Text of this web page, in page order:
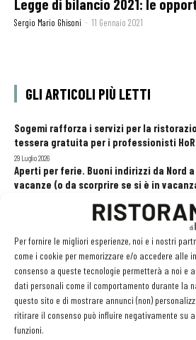
Per fornire le migliori esperienze, noi e i nostri
come i cookie per memorizzare e/o accedere alle
consenso a queste tecnologie permetterà a noi e
dati personali come il comportamento durante la
questo sito e di mostrare annunci (non)
ritirare il consenso può influire negativamente su
funzioni.
Legge di bilancio 2021: le
Sergio Mario Ghisoni - 11 Gennaio 2021
GLI ARTICOLI PIÙ LETTI
Sogemi rafforza i servizi per la
tessera gratuita per i professionisti
29 Luglio 2026
Aperti per ferie. Buoni indirizzi da Nord
vacanze (o da scorprire se si è in
Pos, compagni di gestione. Le ultime
EDICOLA WEB